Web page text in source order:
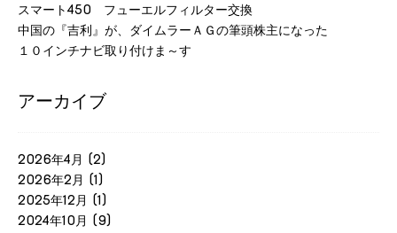
スマート450 フューエルフィルター交換
中国の『吉利』が、ダイムラーＡＧの筆頭株主になった
１０インチナビ取り付けま～す
アーカイブ
2026年4月 (2)
2026年2月 (1)
2025年12月 (1)
2024年10月 (9)